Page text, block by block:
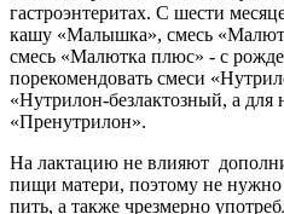
гастроэнтеритах. С шести
кашу «Малышка», смесь
смесь «Малютка плюс» - с
порекомендовать смеси
«Нутрилон-безлактозный, а
«Пренутрилон».
На лактацию не влияют
пищи матери, поэтому не нужно
пить, а также чрезмерно